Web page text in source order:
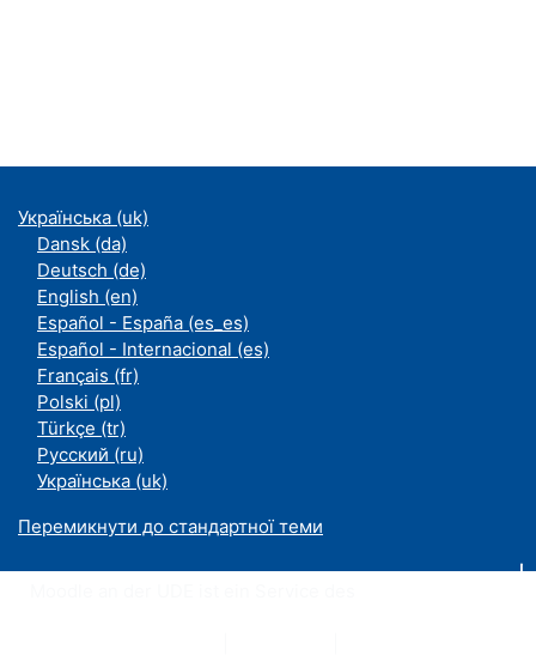
Українська ‎(uk)‎
Dansk ‎(da)‎
Deutsch ‎(de)‎
English ‎(en)‎
Español - España ‎(es_es)‎
Español - Internacional ‎(es)‎
Français ‎(fr)‎
Polski ‎(pl)‎
Türkçe ‎(tr)‎
Русский ‎(ru)‎
Українська ‎(uk)‎
Перемикнути до стандартної теми